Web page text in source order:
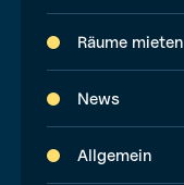
Räume mieten
News
Allgemein